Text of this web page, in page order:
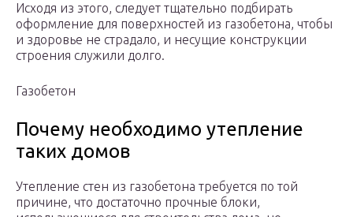
Исходя из этого, следует тщательно подбирать
оформление для поверхностей из газобетона, чтобы
и здоровье не страдало, и несущие конструкции
строения служили долго.
Газобетон
Почему необходимо утепление
таких домов
Утепление стен из газобетона требуется по той
причине, что достаточно прочные блоки,